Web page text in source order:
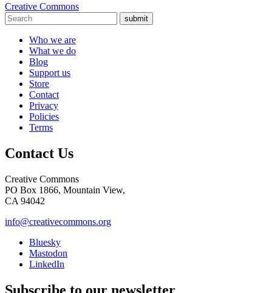
Creative Commons
submit
Who we are
What we do
Blog
Support us
Store
Contact
Privacy
Policies
Terms
Contact Us
Creative Commons
PO Box 1866, Mountain View,
CA 94042
info@creativecommons.org
Bluesky
Mastodon
LinkedIn
Subscribe to our newsletter